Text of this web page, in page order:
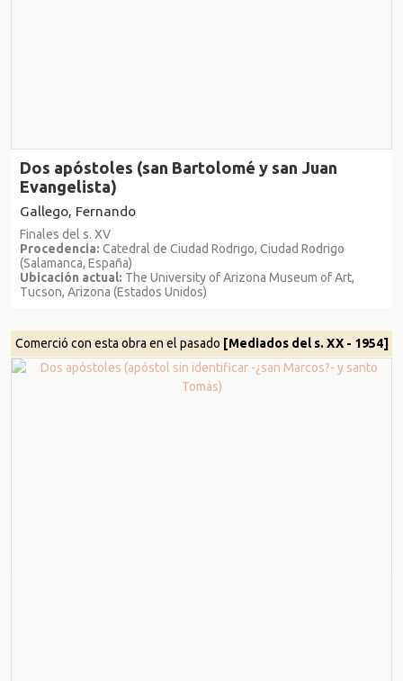
Dos apóstoles (san Bartolomé y san Juan
Evangelista)
Gallego, Fernando
Finales del s. XV
Procedencia: Catedral de Ciudad Rodrigo, Ciudad Rodrigo
(Salamanca, España)
Ubicación actual: The University of Arizona Museum of Art,
Tucson, Arizona (Estados Unidos)
Comerció con esta obra en el pasado [Mediados del s. XX - 1954]